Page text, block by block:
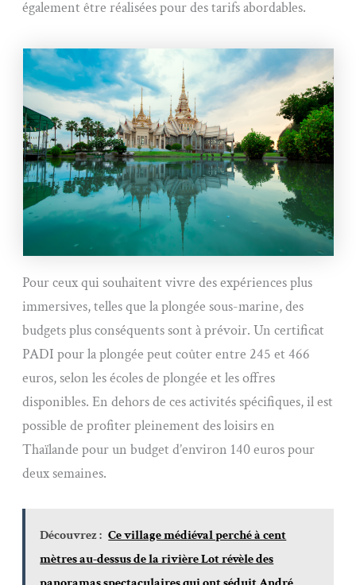
également être réalisées pour des tarifs abordables.
Pour ceux qui souhaitent vivre des expériences plus
immersives, telles que la plongée sous-marine, des
budgets plus conséquents sont à prévoir. Un certificat
PADI pour la plongée peut coûter entre 245 et 466
euros, selon les écoles de plongée et les offres
disponibles. En dehors de ces activités spécifiques, il est
possible de profiter pleinement des loisirs en
Thaïlande pour un budget d’environ 140 euros pour
deux semaines.
Découvrez : Ce village médiéval perché à cent
mètres au-dessus de la rivière Lot révèle des